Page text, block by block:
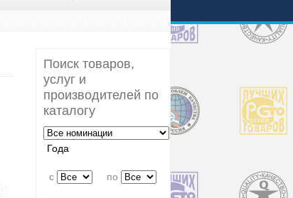
Поиск товаров,
услуг и
производителей по
каталогу
Года
c по